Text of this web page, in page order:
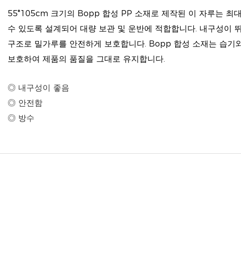
55*105cm 크기의 Bopp 합성 PP 소재로 제작된 이 자루는 최
수 있도록 설계되어 대량 보관 및 운반에 적합합니다. 내구성이
구조로 밀가루를 안전하게 보호합니다. Bopp 합성 소재는 습기
보호하여 제품의 품질을 그대로 유지합니다.
◎ 내구성이 좋음
◎ 안전함
◎ 방수